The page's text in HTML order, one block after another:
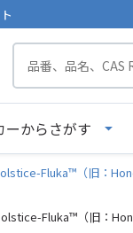
ーからさがす
Fluka™（旧：
Fluka™（旧：